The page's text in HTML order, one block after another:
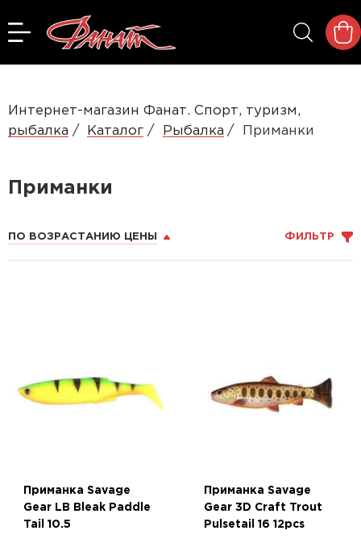
Интернет-магазин Фанат. Спорт, туризм,
рыбалка
Каталог Рыбалка Приманки
Приманки
ПО ВОЗРАСТАНИЮ ЦЕНЫ ФИЛЬТР
Приманка Savage
Gear LB Bleak Paddle
Tail 10.5
Приманка Savage
Gear 3D Craft Trout
Pulsetail 16 12pcs